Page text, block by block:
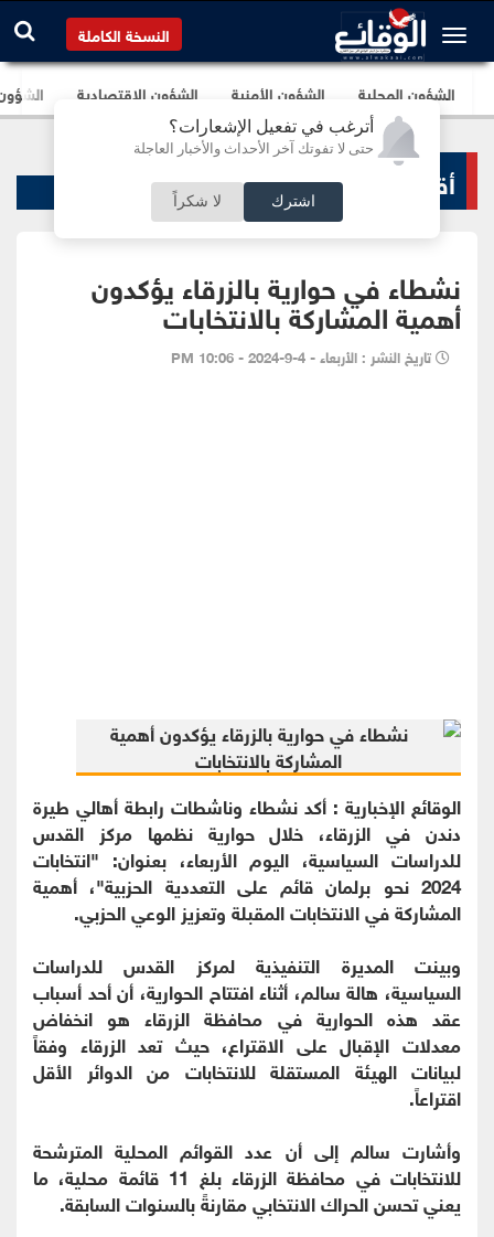
أترغب في تفعيل الإشعارات؟
حتى لا تفوتك آخر الأحداث والأخبار العاجلة
اشترك لا شكراً
النسخة الكاملة
الشؤون المحلية الشؤون الأمنية الشؤون الإقتصادية
أقاليم و محافظات
نشطاء في حوارية بالزرقاء يؤكدون
أهمية المشاركة بالانتخابات
تاريخ النشر : الأربعاء - 4-9-2024 - 10:06 PM
الوقائع الإخبارية : أكد نشطاء وناشطات رابطة أهالي طيرة
دندن في الزرقاء، خلال حوارية نظمها مركز القدس
للدراسات السياسية، اليوم الأربعاء، بعنوان: "انتخابات
2024 نحو برلمان قائم على التعددية الحزبية"، أهمية
المشاركة في الانتخابات المقبلة وتعزيز الوعي الحزبي.
وبينت المديرة التنفيذية لمركز القدس للدراسات
السياسية، هالة سالم، أثناء افتتاح الحوارية، أن أحد أسباب
عقد هذه الحوارية في محافظة الزرقاء هو انخفاض
معدلات الإقبال على الاقتراع، حيث تعد الزرقاء وفقاً
لبيانات الهيئة المستقلة للانتخابات من الدوائر الأقل
اقتراعاً.
وأشارت سالم إلى أن عدد القوائم المحلية المترشحة
للانتخابات في محافظة الزرقاء بلغ 11 قائمة محلية، ما
يعني تحسن الحراك الانتخابي مقارنةً بالسنوات السابقة.